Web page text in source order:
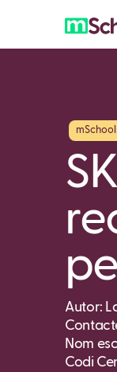
Autor:
Nom
Codi